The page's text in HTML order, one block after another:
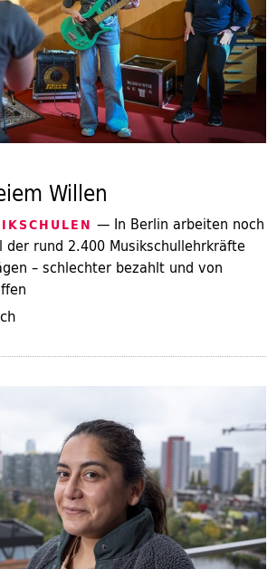
Willen
— In Berlin arbeiten noch
rund 2.400 Musikschullehrkräfte
– schlechter bezahlt und von